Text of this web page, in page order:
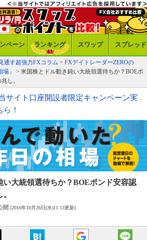
ペーン ランキング スワップ スプレッド
通す超強力FXコラム > FXデイトレーダーZEROの
」
> 米国株とドル動き鈍い大統領選待ちか？BOEポ
し。
サイト口座開設者限定キャンペーン実
！
大統領選待ちか？BOEポンド安容認
開 [2016年10月26日(水)11:13更新]